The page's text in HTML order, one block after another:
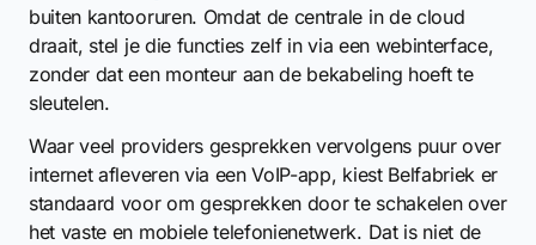
buiten kantooruren. Omdat de centrale in de cloud
draait, stel je die functies zelf in via een webinterface,
zonder dat een monteur aan de bekabeling hoeft te
sleutelen.
Waar veel providers gesprekken vervolgens puur over
internet afleveren via een VoIP-app, kiest Belfabriek er
standaard voor om gesprekken door te schakelen over
het vaste en mobiele telefonienetwerk. Dat is niet de